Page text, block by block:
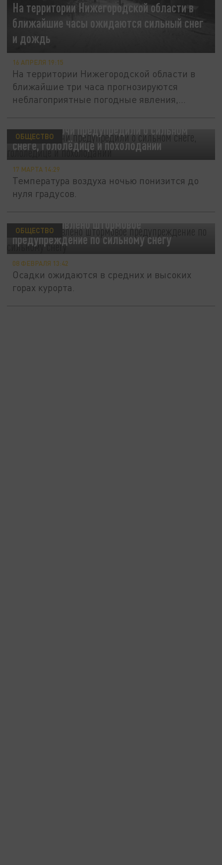
На территории Нижегородской области в
ближайшие часы ожидаются сильный снег
и дождь
16 АПРЕЛЯ 19:15
На территории Нижегородской области в
ближайшие три часа прогнозируются
неблагоприятные погодные явления,...
Жителей Сочи предупредили о сильном
снеге, гололёдице и похолодании
ОБЩЕСТВО
17 МАРТА 14:29
Температура воздуха ночью понизится до
нуля градусов.
В Сочи объявлено штормовое
предупреждение по сильному снегу
ОБЩЕСТВО
08 ФЕВРАЛЯ 13:42
Осадки ожидаются в средних и высоких
горах курорта.